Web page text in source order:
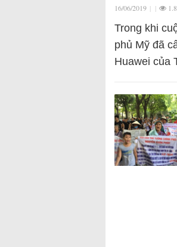
16/06/2019 | |
Trong khi
phủ Mỹ đã
Huawei của